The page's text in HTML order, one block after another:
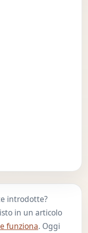
introdotte?
in un articolo
funziona. Oggi